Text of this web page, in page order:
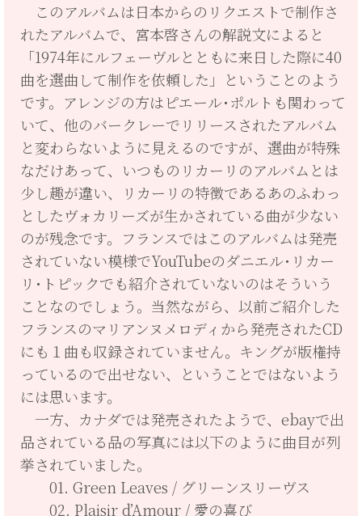
このアルバムは日本からのリクエストで制作さ
れたアルバムで、宮本啓さんの解説文によると
「1974年にルフェーヴルとともに来日した際に40
曲を選曲して制作を依頼した」ということのよう
です。アレンジの方はピエール･ポルトも関わって
いて、他のバークレーでリリースされたアルバム
と変わらないように見えるのですが、選曲が特殊
なだけあって、いつものリカーリのアルバムとは
少し趣が違い、リカーリの特徴であるあのふわっ
としたヴォカリーズが生かされている曲が少ない
のが残念です。フランスではこのアルバムは発売
されていない模様でYouTubeのダニエル･リカー
リ･トピックでも紹介されていないのはそういう
ことなのでしょう。当然ながら、以前ご紹介した
フランスのマリアンヌメロディから発売されたCD
にも１曲も収録されていません。キングが版権持
っているので出せない、ということではないよう
には思います。
一方、カナダでは発売されたようで、ebayで出
品されている品の写真には以下のように曲目が列
挙されていました。
01. Green Leaves / グリーンスリーヴス
02. Plaisir d’Amour / 愛の喜び